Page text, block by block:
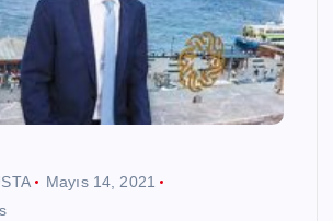
Mayıs 14, 2021